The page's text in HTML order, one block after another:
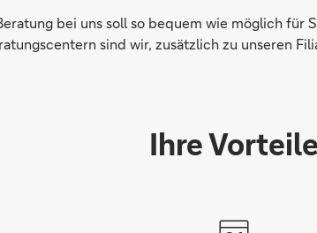
bei uns soll so bequem wie möglich für
sind wir, zusätzlich zu unseren
Ihre Vorteile